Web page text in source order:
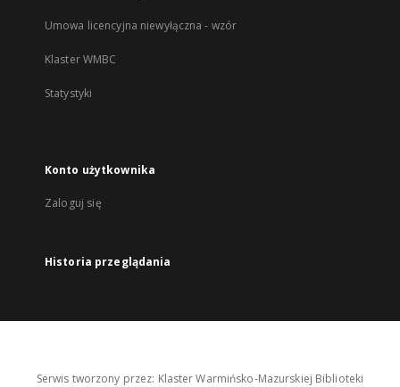
Umowa licencyjna niewyłączna - wzór
Klaster WMBC
Statystyki
Konto użytkownika
Zaloguj się
Historia przeglądania
Serwis tworzony przez: Klaster Warmińsko-Mazurskiej Biblioteki